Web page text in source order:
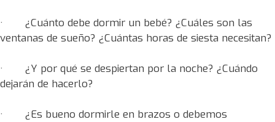
· ¿Cuánto debe dormir un bebé? ¿Cuáles son las
ventanas de sueño? ¿Cuántas horas de siesta necesitan?
· ¿Y por qué se despiertan por la noche? ¿Cuándo
dejarán de hacerlo?
· ¿Es bueno dormirle en brazos o debemos